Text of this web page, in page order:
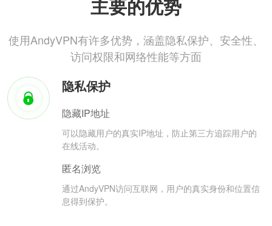
主要的优势
使用AndyVPN有许多优势，涵盖隐私保护、安全性、
访问权限和网络性能等方面
隐私保护
隐藏IP地址
可以隐藏用户的真实IP地址，防止第三方追踪用户的
在线活动。
匿名浏览
通过AndyVPN访问互联网，用户的真实身份和位置信
息得到保护。